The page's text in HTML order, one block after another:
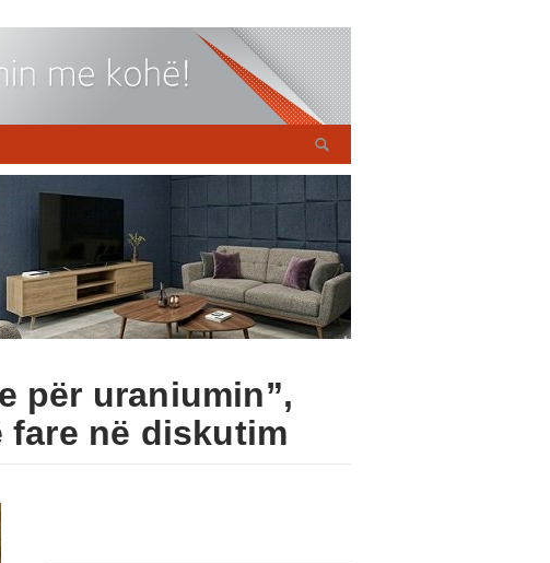
për uraniumin”,
fare në diskutim